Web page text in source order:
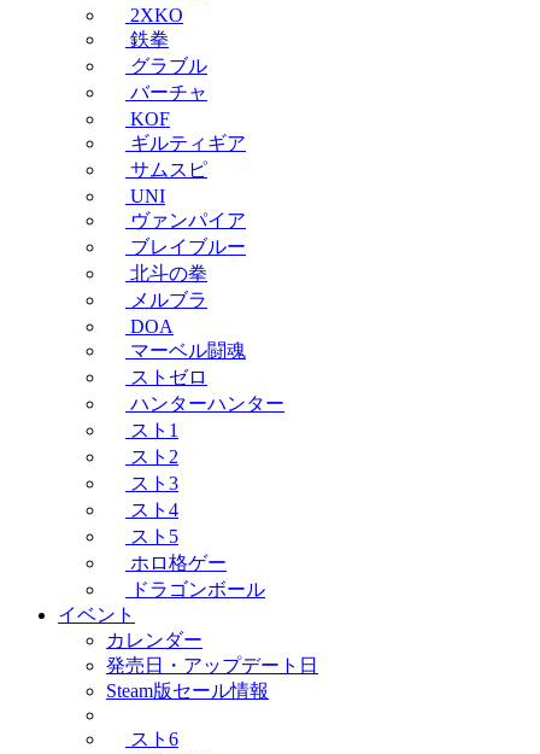
2XKO
鉄拳
グラブル
バーチャ
KOF
ギルティギア
サムスピ
UNI
ヴァンパイア
ブレイブルー
北斗の拳
メルブラ
DOA
マーベル闘魂
ストゼロ
ハンターハンター
スト1
スト2
スト3
スト4
スト5
ホロ格ゲー
ドラゴンボール
イベント
カレンダー
発売日・アップデート日
Steam版セール情報
スト6